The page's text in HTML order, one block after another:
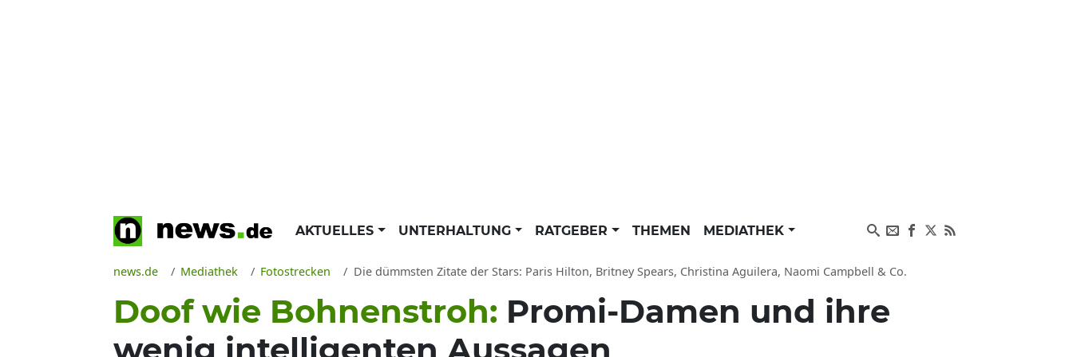
AKTUELLES UNTERHALTUNG RATGEBER THEMEN MEDIATHEK
news.de Mediathek Fotostrecken Die dümmsten Zitate der Stars: Paris Hilton, Britney Spears, Christina Aguilera, Naomi Campbell & Co.
Doof wie Bohnenstroh: Promi-Damen und ihre